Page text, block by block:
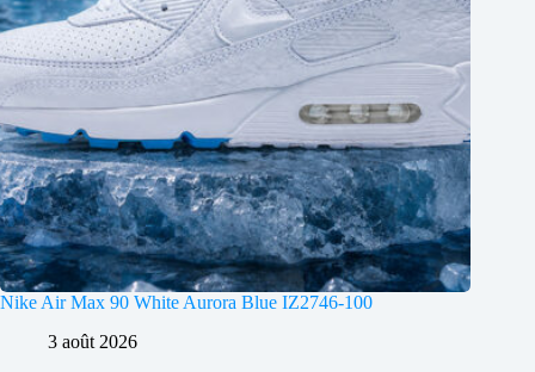
Nike Air Max 90 White Aurora Blue IZ2746-100
3 août 2026